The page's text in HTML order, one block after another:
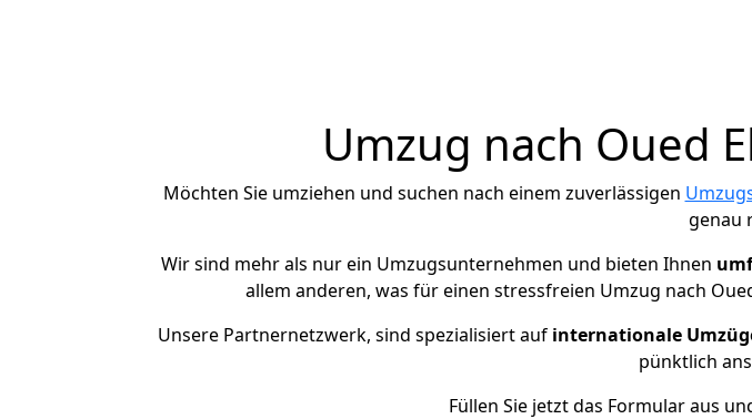
Umzug nach Oued
Möchten Sie umziehen und suchen nach einem zuverlässigen
genau
Wir sind mehr als nur ein Umzugsunternehmen und bieten Ihnen
allem anderen, was für einen stressfreien Umzug nach
Unsere Partnernetzwerk, sind spezialisiert auf internationale
pünktlich
Füllen Sie jetzt das Formular aus